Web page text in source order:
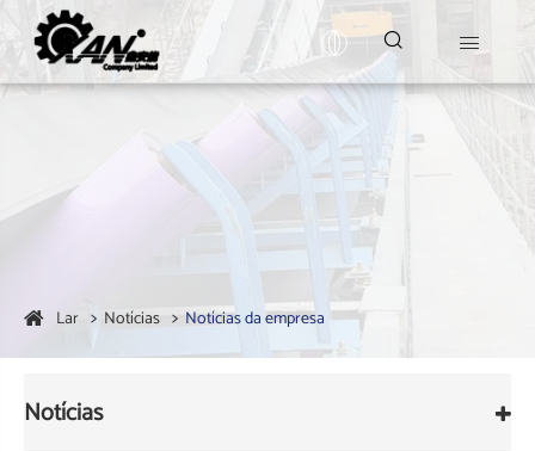
 
Lar Notícias Notícias da empresa
Notícias